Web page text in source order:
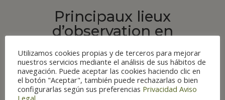
Principaux lieux
d’observation en
Aragon
ITINÉRAIRES
Utilizamos cookies propias y de terceros para mejorar
nuestros servicios mediante el análisis de sus hábitos de
navegación. Puede aceptar las cookies haciendo clic en
el botón "Aceptar", también puede rechazarlas o bien
configurarlas según sus preferencias Privacidad Aviso
Legal